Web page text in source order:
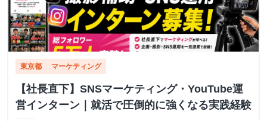
東京都 マーケティング
【社長直下】SNSマーケティング・YouTube運
営インターン｜就活で圧倒的に強くなる実践経験